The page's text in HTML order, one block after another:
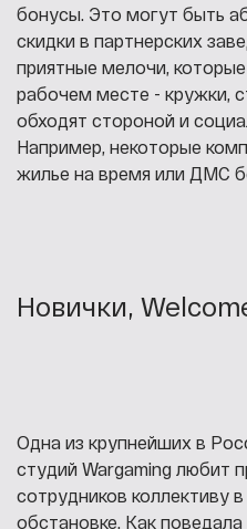
бонусы. Это могут быть
скидки в партнерских
приятные мелочи,
рабочем месте - кружки,
обходят стороной и
Например, некоторые
жилье на время или ДМС
Новички,
Одна из крупнейших в
студий Wargaming любит
сотрудников коллективу
обстановке. Как